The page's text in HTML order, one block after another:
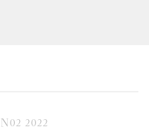
2022